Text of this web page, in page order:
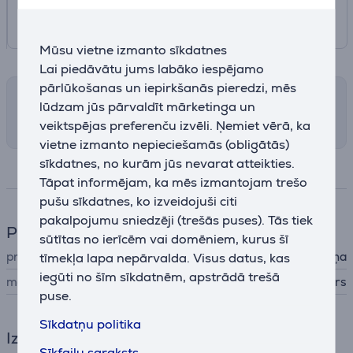
Mūsu vietne izmanto sīkdatnes
Lai piedāvātu jums labāko iespējamo
pārlūkošanas un iepirkšanās pieredzi, mēs
lūdzam jūs pārvaldīt mārketinga un
veiktspējas preferenču izvēli. Ņemiet vērā, ka
vietne izmanto nepieciešamās (obligātās)
sīkdatnes, no kurām jūs nevarat atteikties.
Tāpat informējam, ka mēs izmantojam trešo
pušu sīkdatnes, ko izveidojuši citi
pakalpojumu sniedzēji (trešās puses). Tās tiek
sūtītas no ierīcēm vai domēniem, kurus šī
tīmekļa lapa nepārvalda. Visus datus, kas
iegūti no šīm sīkdatnēm, apstrādā trešā
puse.
Sīkdatņu politika
Saņemšanas iespējas
Izvēlies sev piemērotu piegādes veidu
Specifikācija
Pulkstenis
prece
rokas pulksteņa siksniņa
materiāls
poliesters
Izmēri